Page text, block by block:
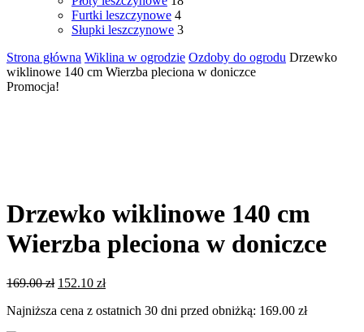
Furtki leszczynowe 4
Słupki leszczynowe 3
Strona główna Wiklina w ogrodzie Ozdoby do ogrodu Drzewko
wiklinowe 140 cm Wierzba pleciona w doniczce
Promocja!
Drzewko wiklinowe 140 cm
Wierzba pleciona w doniczce
169.00zł Pierwotna
wynosiła:
152.10 złAktualna
wynosi:
Najniższa cena z ostatnich 30 dni przed obniżką: 169.00 zł